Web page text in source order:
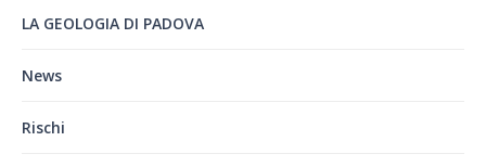
LA GEOLOGIA DI PADOVA
News
Rischi